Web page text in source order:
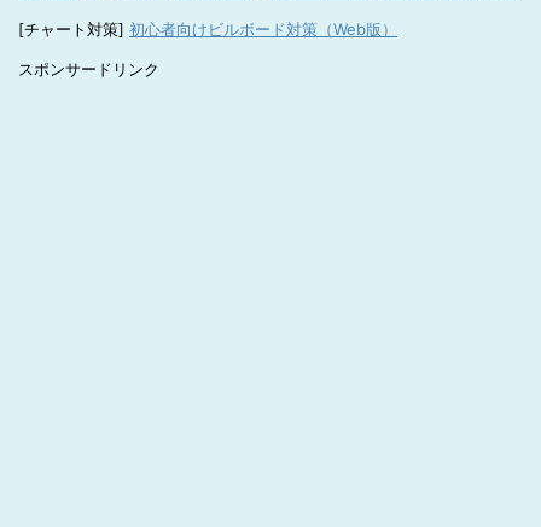
[チャート対策] 初心者向けビルボード対策（Web版）
スポンサードリンク